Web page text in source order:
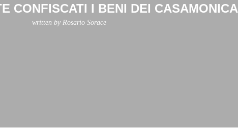
CONFISCATI I BENI DEI CASAMONICA
written by Rosario Sorace